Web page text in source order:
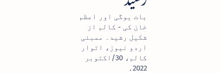
بات یوگی اور اعظم
خان کی - کالم از
شکیل رشید۔ ممبئی
اردو نیوز، اتوار
کالم، 30/اکتوبر
2022ء